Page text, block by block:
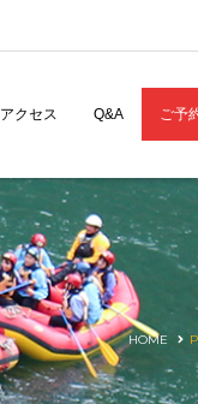
アクセス Q&A ご予
HOME